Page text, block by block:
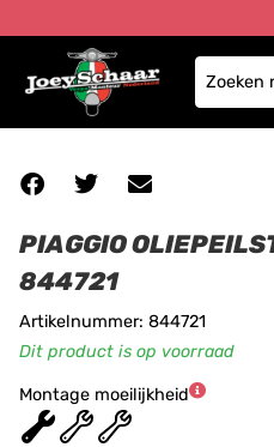
PIAGGIO
844721
Artikelnummer: 844721
Dit product is op voorraad
Montage moeilijkheid
★★★